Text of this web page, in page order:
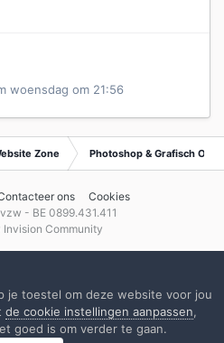
woensdag om 21:56
Zone Photoshop & Grafisch
ons
Cookies
- BE 0899.431.411
Invision Community
je toestel om deze website voor jou
de cookie instellingen aanpassen,
goed is om verder te gaan.